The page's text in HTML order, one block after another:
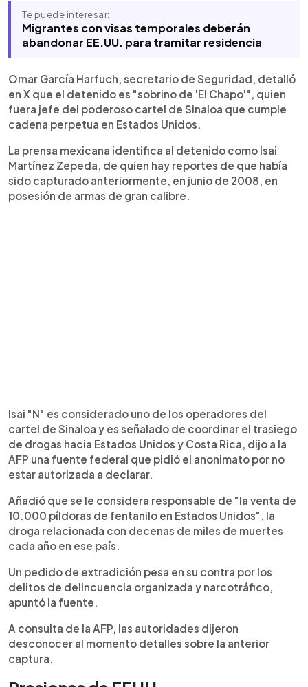
píldoras de fentanilo en territorio
estadounidense. Sobre él pesa una solicitud de
extradición por delitos de delincuencia
medio de presiones de Washington a México para
frenar el tráfico de drogas, especialmente
fentanilo.
Te puede interesar:
Migrantes con visas temporales deberán
abandonar EE.UU. para tramitar residencia
Omar García Harfuch, secretario de Seguridad, detalló
en X que el detenido es "sobrino de 'El Chapo'", quien
fuera jefe del poderoso cartel de Sinaloa que cumple
cadena perpetua en Estados Unidos.
La prensa mexicana identifica al detenido como Isai
Martínez Zepeda, de quien hay reportes de que había
sido capturado anteriormente, en junio de 2008, en
posesión de armas de gran calibre.
Isai "N" es considerado uno de los operadores del
cartel de Sinaloa y es señalado de coordinar el trasiego
de drogas hacia Estados Unidos y Costa Rica, dijo a la
AFP una fuente federal que pidió el anonimato por no
estar autorizada a declarar.
Añadió que se le considera responsable de "la venta de
10.000 píldoras de fentanilo en Estados Unidos", la
droga relacionada con decenas de miles de muertes
cada año en ese país.
Un pedido de extradición pesa en su contra por los
delitos de delincuencia organizada y narcotráfico,
apuntó la fuente.
A consulta de la AFP, las autoridades dijeron
desconocer al momento detalles sobre la anterior
captura.